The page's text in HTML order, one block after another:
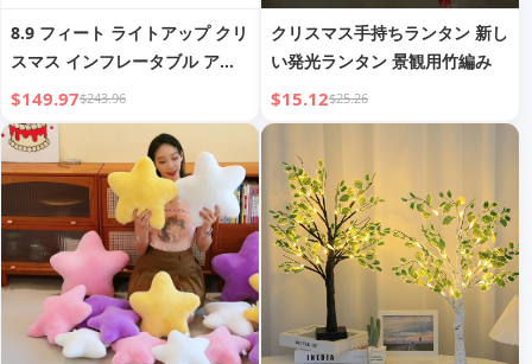
8.9 フィート ライトアップ クリ
スマス インフレータブル アー
チ
$149.97$243.96
クリスマス手持ちランタン 新し
い発光ランタン 景観用竹編み
$15.12$25.26